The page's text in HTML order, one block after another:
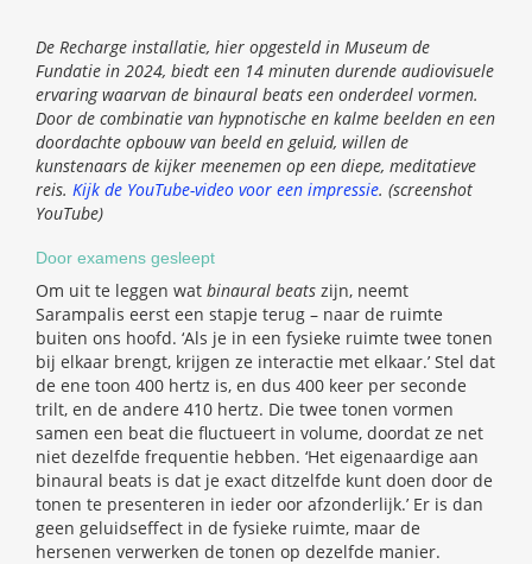
De Recharge installatie, hier opgesteld in Museum de
Fundatie in 2024, biedt een 14 minuten durende audiovisuele
ervaring waarvan de binaural beats een onderdeel vormen.
Door de combinatie van hypnotische en kalme beelden en een
doordachte opbouw van beeld en geluid, willen de
kunstenaars de kijker meenemen op een diepe, meditatieve
reis. Kijk de YouTube-video voor een impressie. (screenshot
YouTube)
Door examens gesleept
Om uit te leggen wat binaural beats zijn, neemt
Sarampalis eerst een stapje terug – naar de ruimte
buiten ons hoofd. ‘Als je in een fysieke ruimte twee tonen
bij elkaar brengt, krijgen ze interactie met elkaar.’ Stel dat
de ene toon 400 hertz is, en dus 400 keer per seconde
trilt, en de andere 410 hertz. Die twee tonen vormen
samen een beat die fluctueert in volume, doordat ze net
niet dezelfde frequentie hebben. ‘Het eigenaardige aan
binaural beats is dat je exact ditzelfde kunt doen door de
tonen te presenteren in ieder oor afzonderlijk.’ Er is dan
geen geluidseffect in de fysieke ruimte, maar de
hersenen verwerken de tonen op dezelfde manier.